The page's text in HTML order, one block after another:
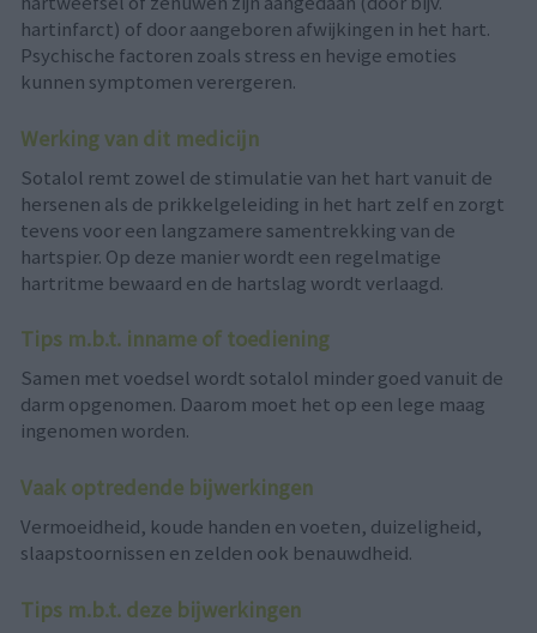
hartinfarct) of door aangeboren afwijkingen in het hart.
Psychische factoren zoals stress en hevige emoties
kunnen symptomen verergeren.
Werking van dit medicijn
Sotalol remt zowel de stimulatie van het hart vanuit de
hersenen als de prikkelgeleiding in het hart zelf en zorgt
tevens voor een langzamere samentrekking van de
hartspier. Op deze manier wordt een regelmatige
hartritme bewaard en de hartslag wordt verlaagd.
Tips m.b.t. inname of toediening
Samen met voedsel wordt sotalol minder goed vanuit de
darm opgenomen. Daarom moet het op een lege maag
ingenomen worden.
Vaak optredende bijwerkingen
Vermoeidheid, koude handen en voeten, duizeligheid,
slaapstoornissen en zelden ook benauwdheid.
Tips m.b.t. deze bijwerkingen